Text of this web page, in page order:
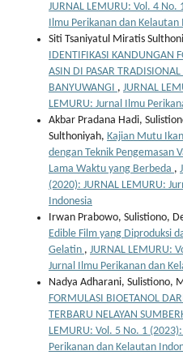
JURNAL LEMURU: Vol. 4 No.
Ilmu Perikanan dan Kelautan
Siti Tsaniyatul Miratis
IDENTIFIKASI KANDUNGAN
ASIN DI PASAR
BANYUWANGI , JURNAL
LEMURU: Jurnal Ilmu
Akbar Pradana Hadi,
Sulthoniyah, Kajian Mutu
dengan Teknik Pengemasan
Lama Waktu yang Berbeda ,
(2020): JURNAL LEMURU:
Indonesia
Irwan Prabowo, Sulistiono,
Edible Film yang Diproduksi
Gelatin , JURNAL LEMURU:
Jurnal Ilmu Perikanan dan
Nadya Adharani, Sulistiono,
FORMULASI BIOETANOL
TERBARU NELAYAN
LEMURU: Vol. 5 No. 1
Perikanan dan Kelautan